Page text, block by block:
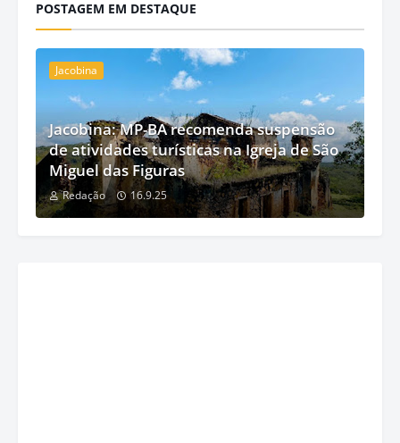
POSTAGEM EM DESTAQUE
Jacobina
Jacobina: MP-BA recomenda suspensão
de atividades turísticas na Igreja de São
Miguel das Figuras
Redação 16.9.25